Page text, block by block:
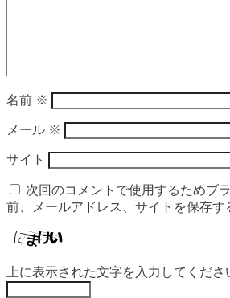
名前 ※
メール ※
サイト
次回のコメントで使用するためブ
前、メールアドレス、サイトを保存す
上に表示された文字を入力してくださ